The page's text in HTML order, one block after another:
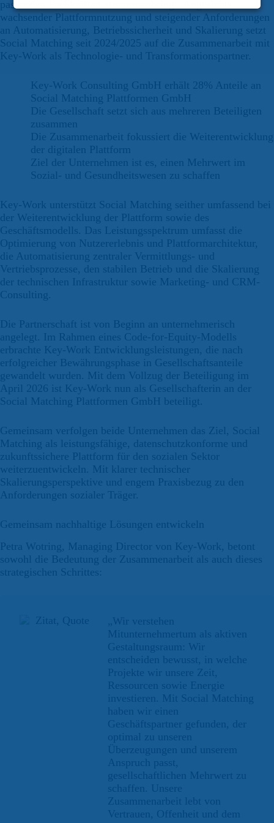
passenden Fachkräften zusammenbringt. Angesichts
wachsender Plattformnutzung und steigender Anforderungen
an Automatisierung, Betriebssicherheit und Skalierung setzt
Social Matching seit 2024/2025 auf die Zusammenarbeit mit
Key-Work als Technologie- und Transformationspartner.
Key-Work Consulting GmbH erhält 28% Anteile an
Social Matching Plattformen GmbH
Die Gesellschaft setzt sich aus mehreren Beteiligten
zusammen
Die Zusammenarbeit fokussiert die Weiterentwicklung
der digitalen Plattform
Ziel der Unternehmen ist es, einen Mehrwert im
Sozial- und Gesundheitswesen zu schaffen
Key-Work unterstützt Social Matching seither umfassend bei
der Weiterentwicklung der Plattform sowie des
Geschäftsmodells. Das Leistungsspektrum umfasst die
Optimierung von Nutzererlebnis und Plattformarchitektur,
die Automatisierung zentraler Vermittlungs- und
Vertriebsprozesse, den stabilen Betrieb und die Skalierung
der technischen Infrastruktur sowie Marketing- und CRM-
Consulting.
Die Partnerschaft ist von Beginn an unternehmerisch
angelegt. Im Rahmen eines Code-for-Equity-Modells
erbrachte Key-Work Entwicklungsleistungen, die nach
erfolgreicher Bewährungsphase in Gesellschaftsanteile
gewandelt wurden. Mit dem Vollzug der Beteiligung im
April 2026 ist Key-Work nun als Gesellschafterin an der
Social Matching Plattformen GmbH beteiligt.
Gemeinsam verfolgen beide Unternehmen das Ziel, Social
Matching als leistungsfähige, datenschutzkonforme und
zukunftssichere Plattform für den sozialen Sektor
weiterzuentwickeln. Mit klarer technischer
Skalierungsperspektive und engem Praxisbezug zu den
Anforderungen sozialer Träger.
Gemeinsam nachhaltige Lösungen entwickeln
Petra Wotring, Managing Director von Key-Work, betont
sowohl die Bedeutung der Zusammenarbeit als auch dieses
strategischen Schrittes:
„Wir verstehen
Mitunternehmertum als aktiven
Gestaltungsraum: Wir
entscheiden bewusst, in welche
Projekte wir unsere Zeit,
Ressourcen sowie Energie
investieren. Mit Social Matching
haben wir einen
Geschäftspartner gefunden, der
optimal zu unseren
Überzeugungen und unserem
Anspruch passt,
gesellschaftlichen Mehrwert zu
schaffen. Unsere
Zusammenarbeit lebt von
Vertrauen, Offenheit und dem